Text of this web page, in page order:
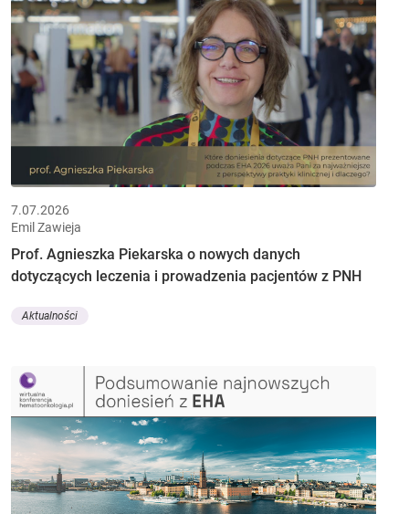
7.07.2026
Emil Zawieja
Prof. Agnieszka Piekarska o nowych danych
dotyczących leczenia i prowadzenia pacjentów z PNH
Aktualności